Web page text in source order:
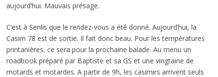
aujourd’hui. Mauvais présage.
C’est à Senlis que le rendez-vous a été donné. Aujourd’hui, la
Casim 78 est de sortie. Il fait donc beau. Pour les températures
printanières, ce sera pour la prochaine balade. Au menu un
roadbook préparé par Baptiste et sa GS et une vingtaine de
motards et motardes. A partir de 9h, les casimirs arrivent seuls